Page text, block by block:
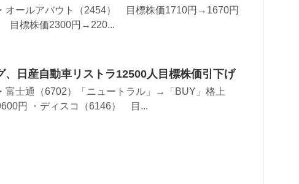
オールアバウト（2454） 目標株価1710円→1670円
目標株価2300円→220...
、日産自動車リストラ12500人目標株価引下げ
富士通（6702）「ニュートラル」→「BUY」格上
円 ・ディスコ（6146） 目...